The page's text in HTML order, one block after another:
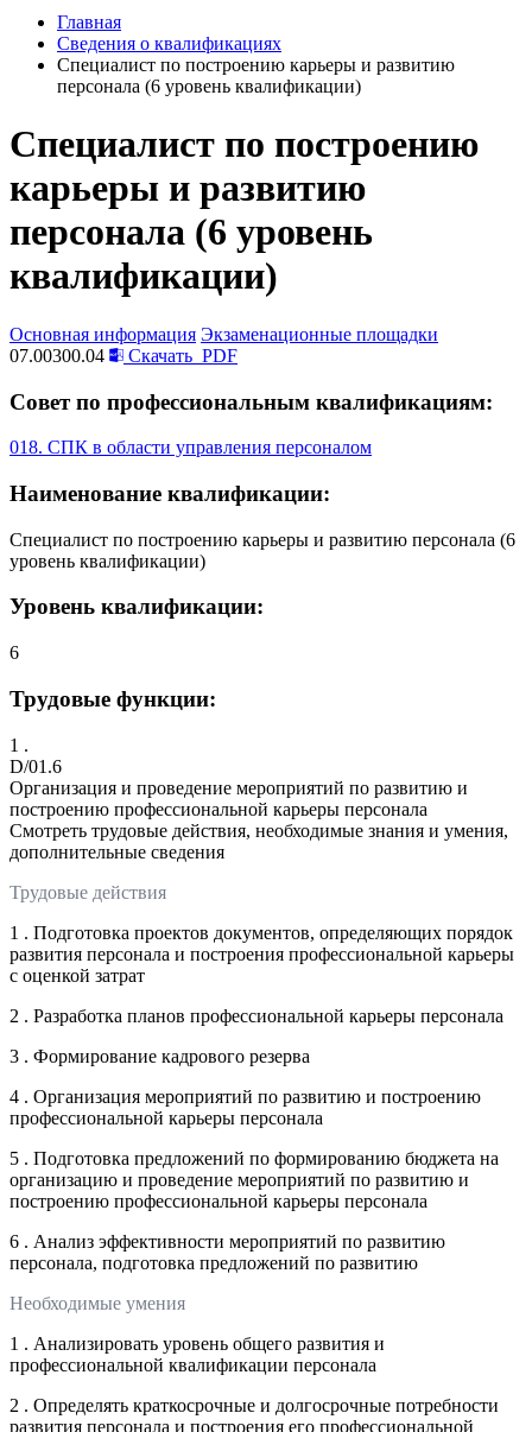
Главная
Сведения о квалификациях
Специалист по построению карьеры и развитию
персонала (6 уровень квалификации)
Специалист по построению
карьеры и развитию
персонала (6 уровень
квалификации)
Основная информация Экзаменационные площадки
07.00300.04
Скачать PDF
Совет по профессиональным квалификациям:
018. СПК в области управления персоналом
Наименование квалификации:
Специалист по построению карьеры и развитию персонала (6
уровень квалификации)
Уровень квалификации:
6
Трудовые функции:
1 .
D/01.6
Организация и проведение мероприятий по развитию и
построению профессиональной карьеры персонала
Смотреть трудовые действия, необходимые знания и умения,
дополнительные сведения
Трудовые действия
1 . Подготовка проектов документов, определяющих порядок
развития персонала и построения профессиональной карьеры
с оценкой затрат
2 . Разработка планов профессиональной карьеры персонала
3 . Формирование кадрового резерва
4 . Организация мероприятий по развитию и построению
профессиональной карьеры персонала
5 . Подготовка предложений по формированию бюджета на
организацию и проведение мероприятий по развитию и
построению профессиональной карьеры персонала
6 . Анализ эффективности мероприятий по развитию
персонала, подготовка предложений по развитию
Необходимые умения
1 . Анализировать уровень общего развития и
профессиональной квалификации персонала
2 . Определять краткосрочные и долгосрочные потребности
развития персонала и построения его профессиональной